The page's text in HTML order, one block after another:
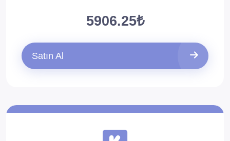
5906.25₺
Satın Al